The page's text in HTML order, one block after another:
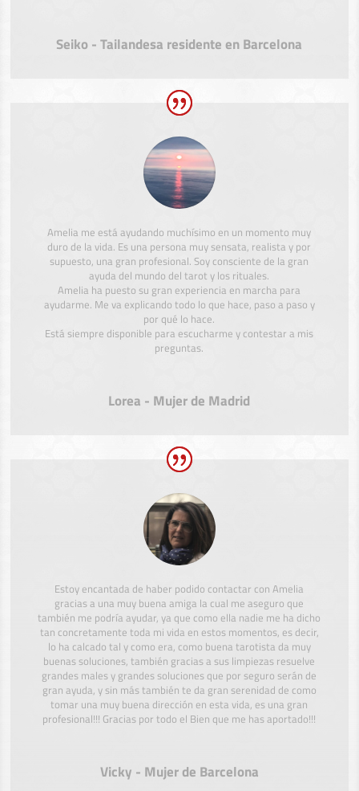
Seiko - Tailandesa residente en Barcelona
Amelia me está ayudando muchísimo en un momento muy
duro de la vida. Es una persona muy sensata, realista y por
supuesto, una gran profesional. Soy consciente de la gran
ayuda del mundo del tarot y los rituales.
Amelia ha puesto su gran experiencia en marcha para
ayudarme. Me va explicando todo lo que hace, paso a paso y
por qué lo hace.
Está siempre disponible para escucharme y contestar a mis
preguntas.
Lorea - Mujer de Madrid
Estoy encantada de haber podido contactar con Amelia
gracias a una muy buena amiga la cual me aseguro que
también me podría ayudar, ya que como ella nadie me ha dicho
tan concretamente toda mi vida en estos momentos, es decir,
lo ha calcado tal y como era, como buena tarotista da muy
buenas soluciones, también gracias a sus limpiezas resuelve
grandes males y grandes soluciones que por seguro serán de
gran ayuda, y sin más también te da gran serenidad de como
tomar una muy buena dirección en esta vida, es una gran
profesional!!! Gracias por todo el Bien que me has aportado!!!
Vicky - Mujer de Barcelona